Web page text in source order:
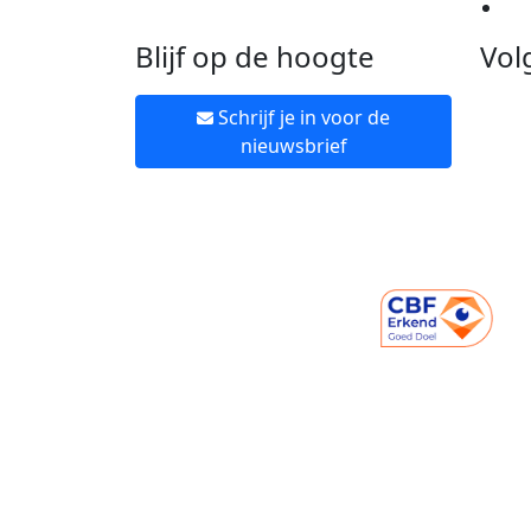
Blijf op de hoogte
Schrijf je in voor de
nieuwsbrief